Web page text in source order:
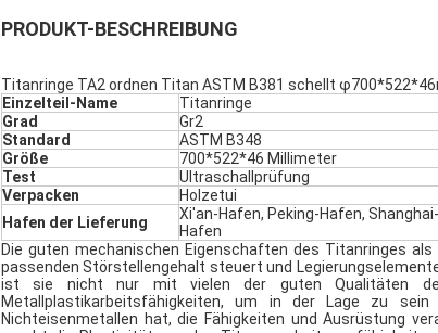
PRODUKT-BESCHREIBUNG
Titanringe TA2 ordnen Titan ASTM B381 schellt
Einzelteil-Name
Titanringe
Grad
Gr2
Standard
ASTM B348
Größe
700*522*46 Millimeter
Test
Ultraschallprüfung
Verpacken
Holzetui
Hafen der Lieferung
Xi'an-Hafen, Peking-Hafen,
Hafen
Die guten mechanischen Eigenschaften des Titanringes
passenden Störstellengehalt steuert und
ist sie nicht nur mit vielen der guten Qualitäten
Metallplastikarbeitsfähigkeiten, um in der Lage zu
Nichteisenmetallen hat, die Fähigkeiten und Ausrüstung